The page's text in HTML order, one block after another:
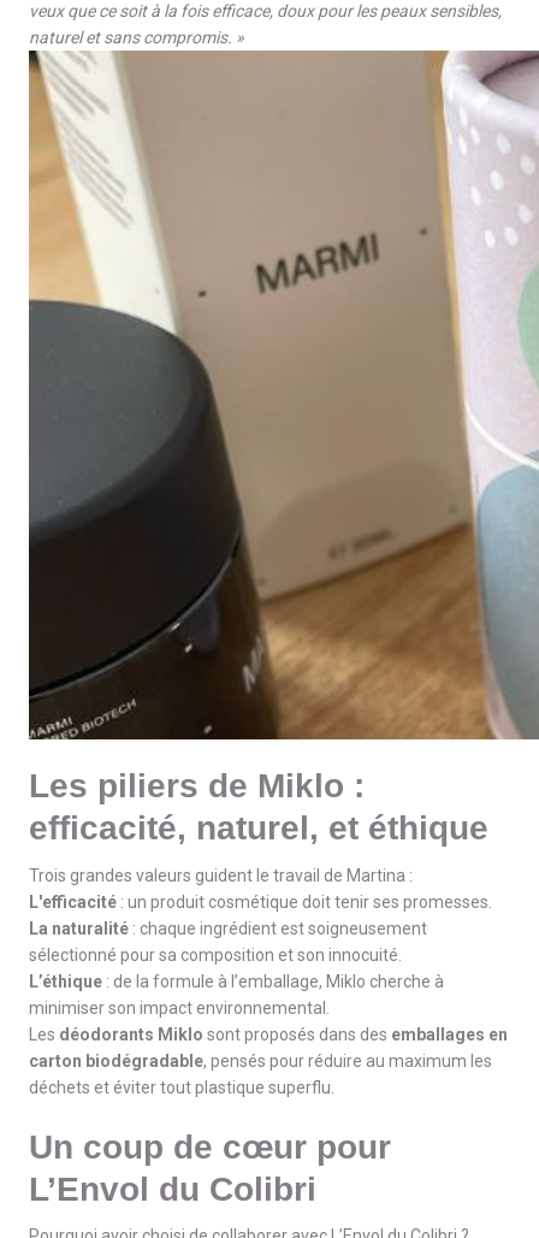
veux que ce soit à la fois efficace, doux pour les peaux sensibles,
naturel et sans compromis. »
Les piliers de Miklo :
efficacité, naturel, et éthique
Trois grandes valeurs guident le travail de Martina :
L'efficacité : un produit cosmétique doit tenir ses promesses.
La naturalité : chaque ingrédient est soigneusement
sélectionné pour sa composition et son innocuité.
L’éthique : de la formule à l’emballage, Miklo cherche à
minimiser son impact environnemental.
Les déodorants Miklo sont proposés dans des emballages en
carton biodégradable, pensés pour réduire au maximum les
déchets et éviter tout plastique superflu.
Un coup de cœur pour
L’Envol du Colibri